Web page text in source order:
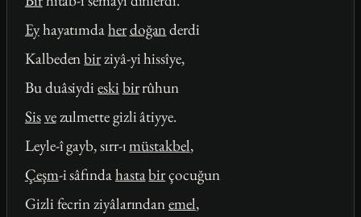
Eyhayatımdaherdoğanderdi
Kalbedenbirziyâ-yi hissîye,
Bu duâsiydieski birrûhun
Sisvezulmette gizli âtiyye.
Leyle-î gayb, sırr-ımüstakbel,
Çeşm-i sâfındahastabirçocuğun
Gizli fecrin ziyâlarındanemel,